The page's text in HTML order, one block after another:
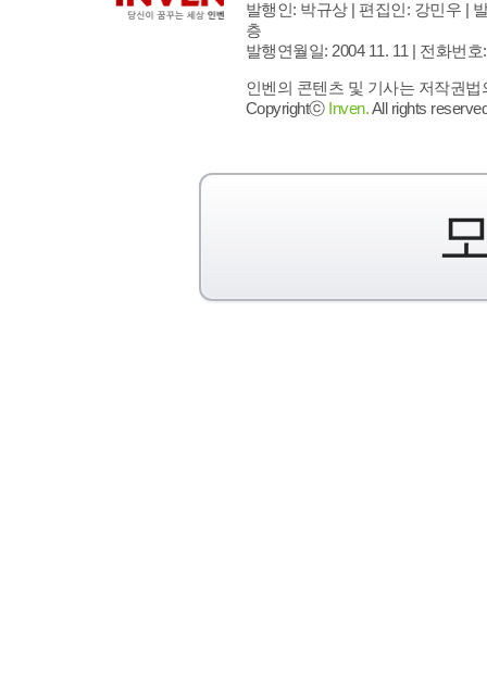
발행인: 박규상 | 편집인: 강민우 |
층
발행연월일: 2004 11. 11 | 전화번호
인벤의 콘텐츠 및 기사는 저작권
Copyrightⓒ Inven.All rights